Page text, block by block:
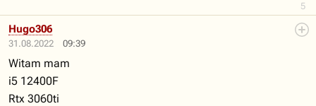
5
31.08.2022 09:39
Hugo306
Witam mam
i5 12400F
Rtx 3060ti